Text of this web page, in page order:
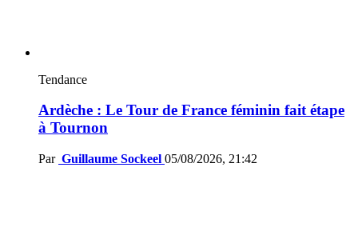
Tendance
Ardèche : Le Tour de France féminin fait étape
à Tournon
Par Guillaume Sockeel 05/08/2026, 21:42